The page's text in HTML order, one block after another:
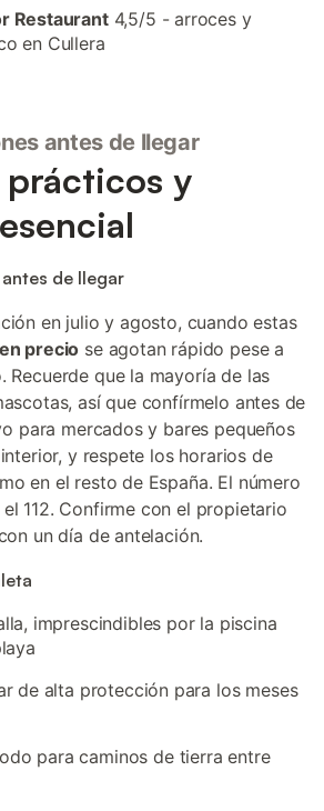
Restaurant4,5/5 - arroces y
en Cullera
antes de llegar
prácticos y
de llegar
en julio y agosto, cuando estas
precio se agotan rápido pese a
Recuerde que la mayoría de las
así que confírmelo antes de
para mercados y bares pequeños
y respete los horarios de
en el resto de España. El número
112. Confirme con el propietario
un día de antelación.
imprescindibles por la piscina
de alta protección para los meses
para caminos de tierra entre